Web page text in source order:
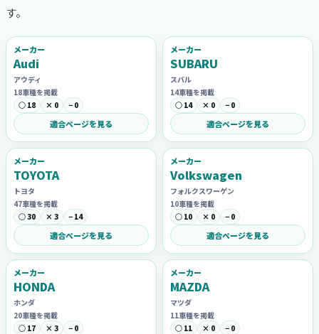
す。
メーカー
Audi
アウディ
18車種を掲載
○ 18
× 0 − 0
適合ページを見る
メーカー
SUBARU
スバル
14車種を掲載
○ 14
× 0 − 0
適合ページを見る
メーカー
TOYOTA
トヨタ
47車種を掲載
○ 30
× 3 − 14
適合ページを見る
メーカー
Volkswagen
フォルクスワーゲン
10車種を掲載
○ 10
× 0 − 0
適合ページを見る
メーカー
HONDA
ホンダ
20車種を掲載
○ 17
× 3 − 0
メーカー
MAZDA
マツダ
11車種を掲載
○ 11
× 0 − 0